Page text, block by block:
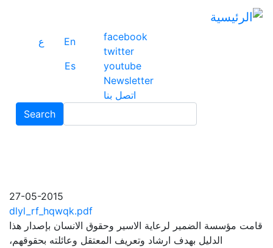
facebook
twitter
youtube
Newsletter
اتصل بنا
En
ع
Es
Search
Search
27-05-2015
dlyl_rf_hqwqk.pdf
قامت مؤسسة الضمير لرعاية الاسير وحقوق الانسان بإصدار هذا
الدليل بهدف ارشاد وتعريف المعتقل وعائلته بحقوقهم،